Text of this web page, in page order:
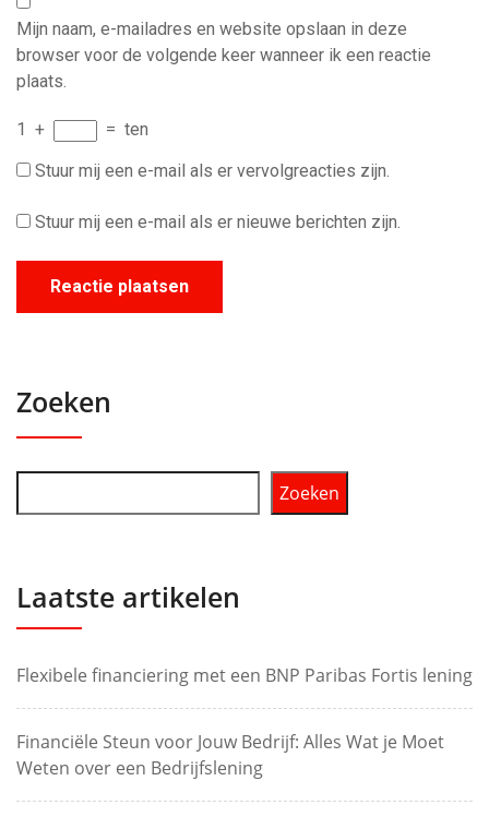
Mijn naam, e-mailadres en website opslaan in deze
browser voor de volgende keer wanneer ik een reactie
plaats.
1 + = ten
Stuur mij een e-mail als er vervolgreacties zijn.
Stuur mij een e-mail als er nieuwe berichten zijn.
Zoeken
Zoeken
Laatste artikelen
Flexibele financiering met een BNP Paribas Fortis lening
Financiële Steun voor Jouw Bedrijf: Alles Wat je Moet
Weten over een Bedrijfslening